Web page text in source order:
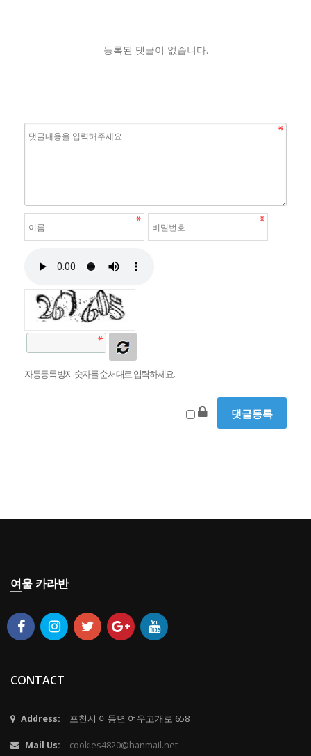
등록된 댓글이 없습니다.
자동등록방지 숫자를 순서대로 입력하세요.
여울 카라반
CONTACT
Address: 포천시 이동면 여우고개로 658
Mail Us: cookies4820@hanmail.net